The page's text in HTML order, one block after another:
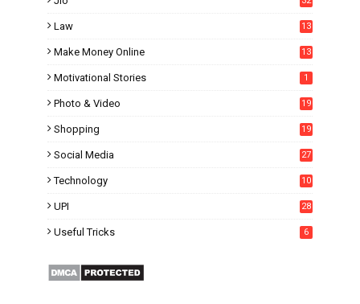
Law 13
Make Money Online 13
Motivational Stories 1
Photo & Video 19
Shopping 19
Social Media
27
Technology 10
UPI 28
Useful Tricks 6